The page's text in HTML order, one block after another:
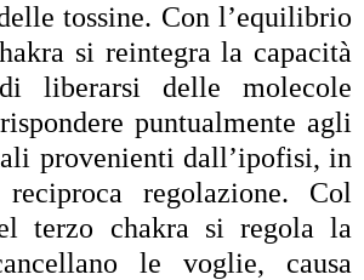
tossine. Con l’equilibrio
si reintegra la capacità
liberarsi delle molecole
puntualmente agli
provenienti dall’ipofisi, in
regolazione. Col
terzo chakra si regola la
le voglie, causa